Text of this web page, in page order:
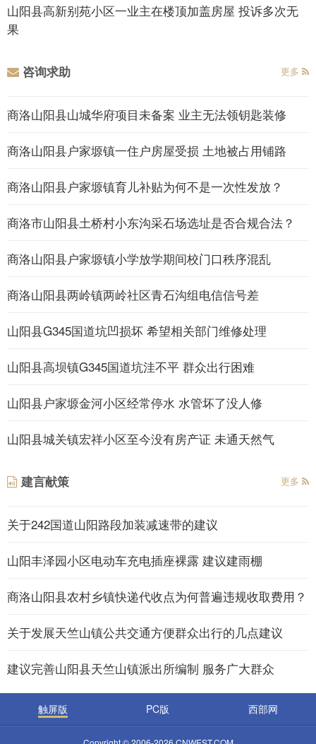
山阳县高新别苑小区一业主在楼顶加盖房屋 投诉多次无
果
咨询求助 更多
商洛山阳县山城华府项目未备案 业主无法领钥匙装修
商洛山阳县户家塬镇一住户房屋受损 土地被占用铺路
商洛山阳县户家塬镇育儿补贴为何不是一次性发放？
商洛市山阳县土桥村小东沟采石场选址是否合规合法？
商洛山阳县户家塬镇小学放学期间校门口秩序混乱
商洛山阳县两岭镇两岭社区青石沟组电信信号差
山阳县G345国道坑凹损坏 希望相关部门维修处理
山阳县高坝镇G345国道坑洼不平 群众出行困难
山阳县户家塬金河小区经常停水 水管坏了没人修
山阳县城关镇宏祥小区至今没有房产证 未通天然气
建言献策 更多
关于242国道山阳路段加装减速带的建议
山阳丰泽园小区电动车充电插座裸露 建议建雨棚
商洛山阳县农村乡镇快递代收点为何普遍违规收取费用？
关于发展天竺山镇公共交通方便群众出行的几点建议
建议完善山阳县天竺山镇派出所编制 服务广大群众
触屏版 PC版 西部网